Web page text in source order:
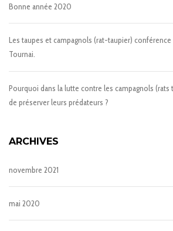
Bonne année 2020
Les taupes et campagnols (rat-taupier) conférence
Tournai.
Pourquoi dans la lutte contre les campagnols
de préserver leurs prédateurs ?
ARCHIVES
novembre 2021
mai 2020